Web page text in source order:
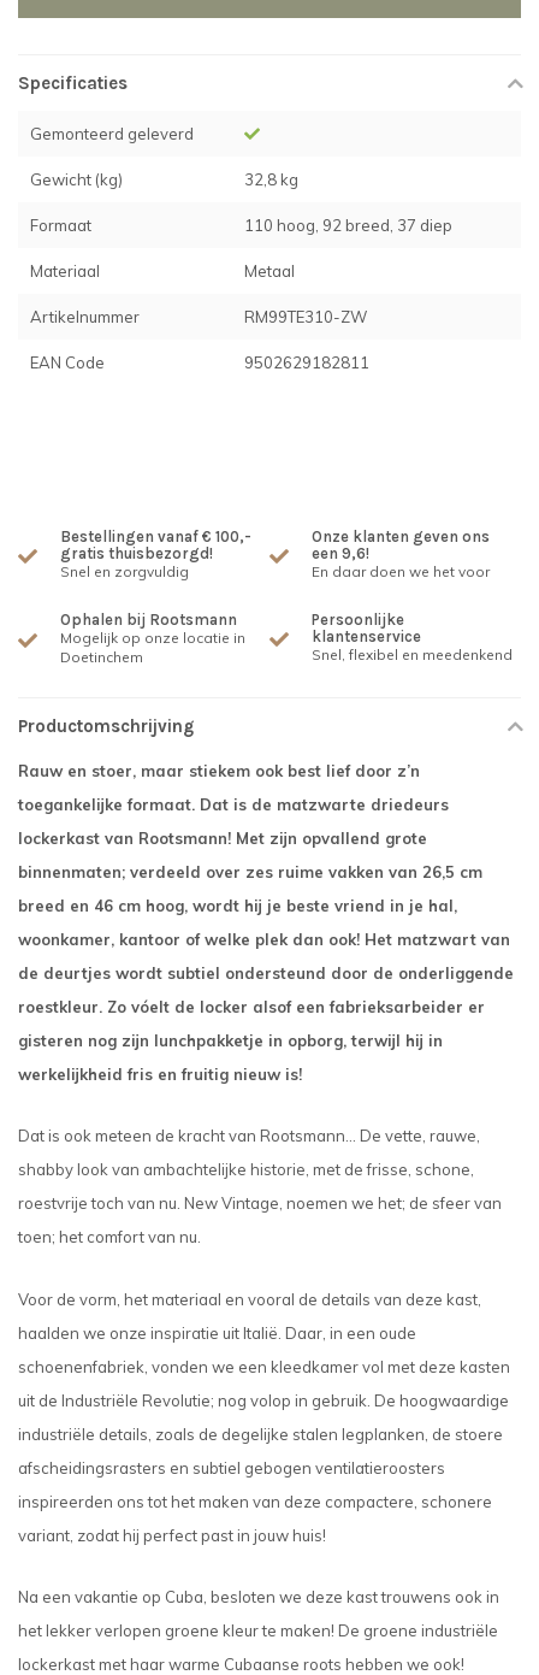
Specificaties
Gemonteerd geleverd
Gewicht (kg) 32,8 kg
Formaat 110 hoog, 92 breed, 37 diep
Materiaal Metaal
Artikelnummer RM99TE310-ZW
EAN Code 9502629182811
Bestellingen vanaf € 100,-
gratis thuisbezorgd!
Snel en zorgvuldig
Onze klanten geven ons
een 9,6!
En daar doen we het voor
Ophalen bij Rootsmann
Mogelijk op onze locatie in
Doetinchem
Persoonlijke
klantenservice
Snel, flexibel en meedenkend
Productomschrijving
Rauw en stoer, maar stiekem ook best lief door z’n
toegankelijke formaat. Dat is de matzwarte driedeurs
lockerkast van Rootsmann! Met zijn opvallend grote
binnenmaten; verdeeld over zes ruime vakken van 26,5 cm
breed en 46 cm hoog, wordt hij je beste vriend in je hal,
woonkamer, kantoor of welke plek dan ook! Het matzwart van
de deurtjes wordt subtiel ondersteund door de onderliggende
roestkleur. Zo vóelt de locker alsof een fabrieksarbeider er
gisteren nog zijn lunchpakketje in opborg, terwijl hij in
werkelijkheid fris en fruitig nieuw is!
Dat is ook meteen de kracht van Rootsmann… De vette, rauwe,
shabby look van ambachtelijke historie, met de frisse, schone,
roestvrije toch van nu. New Vintage, noemen we het; de sfeer van
toen; het comfort van nu.
Voor de vorm, het materiaal en vooral de details van deze kast,
haalden we onze inspiratie uit Italië. Daar, in een oude
schoenenfabriek, vonden we een kleedkamer vol met deze kasten
uit de Industriële Revolutie; nog volop in gebruik. De hoogwaardige
industriële details, zoals de degelijke stalen legplanken, de stoere
afscheidingsrasters en subtiel gebogen ventilatieroosters
inspireerden ons tot het maken van deze compactere, schonere
variant, zodat hij perfect past in jouw huis!
Na een vakantie op Cuba, besloten we deze kast trouwens ook in
het lekker verlopen groene kleur te maken! De groene industriële
lockerkast met haar warme Cubaanse roots hebben we ook!